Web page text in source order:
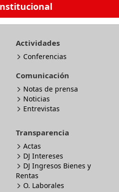
Actividades
Conferencias
Comunicación
Notas de prensa
Noticias
Entrevistas
Transparencia
Actas
DJ Intereses
DJ Ingresos Bienes y
Rentas
O. Laborales